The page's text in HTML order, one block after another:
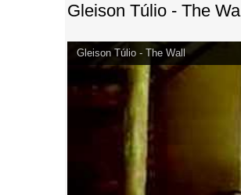
Gleison Túlio - The
Gleison Túlio - The Wall